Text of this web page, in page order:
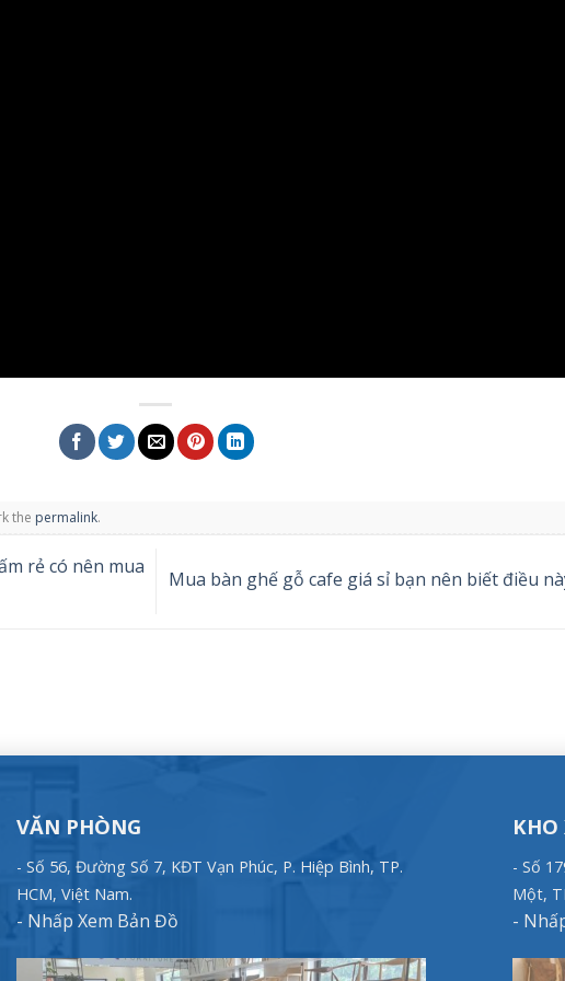
the permalink.
rẻ có nên mua
Mua bàn ghế gỗ cafe giá sỉ bạn nên biết điều
VĂN PHÒNG
- Số 56, Đường Số 7, KĐT Vạn Phúc, P. Hiệp Bình, TP.
HCM, Việt Nam.
- Nhấp Xem Bản Đồ
- Số
Một,
-